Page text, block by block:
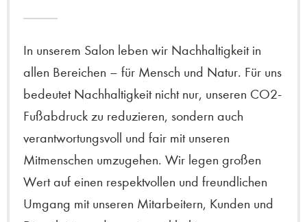
In unserem Salon leben wir Nachhaltigkeit in
allen Bereichen – für Mensch und Natur. Für uns
bedeutet Nachhaltigkeit nicht nur, unseren CO2-
Fußabdruck zu reduzieren, sondern auch
verantwortungsvoll und fair mit unseren
Mitmenschen umzugehen. Wir legen großen
Wert auf einen respektvollen und freundlichen
Umgang mit unseren Mitarbeitern, Kunden und